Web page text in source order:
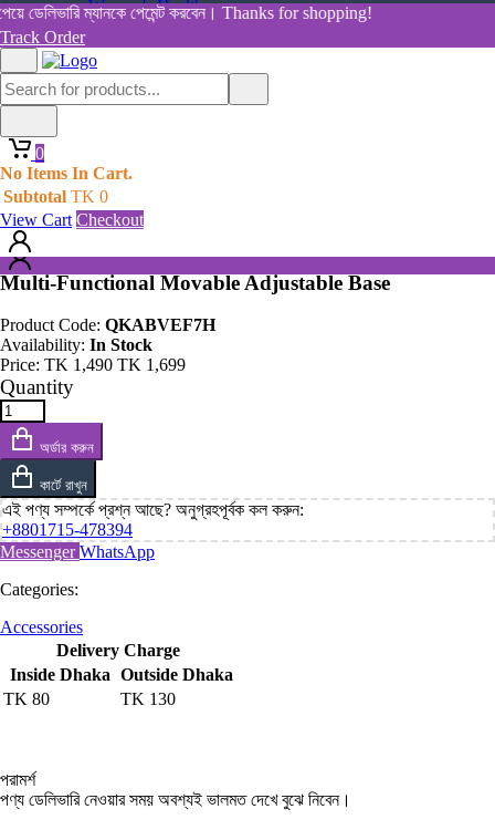
ম্যানকে পেমেন্ট করবেন। Thanks for shopping!
Track Order
0
No Items In Cart.
Subtotal TK 0
View Cart Checkout
Women's Health
View All Categories
Shop By Category
Home
0
No Items In Cart.
Subtotal TK0
View Cart
Multi-Functional Movable Adjustable Base
Multi-Functional Movable Adjustable Base
Product Code: QKABVEF7H
Availability: In Stock
Price: TK 1,490 TK 1,699
Quantity
অর্ডার করুন
কার্টে রাখুন
এই পণ্য সম্পর্কে প্রশ্ন আছে? অনুগ্রহপূর্বক কল করুন:
+8801715-478394
MessengerWhatsApp
Categories:
Accessories
Delivery Charge
Inside Dhaka Outside Dhaka
TK 80 TK 130
পরামর্শ
পণ্য ডেলিভারি নেওয়ার সময় অবশ্যই ভালমত দেখে বুঝে নিবেন।